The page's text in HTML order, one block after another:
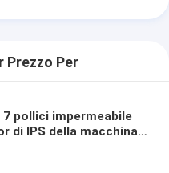
Prezzo Per
7 pollici impermeabile
di IPS della macchina